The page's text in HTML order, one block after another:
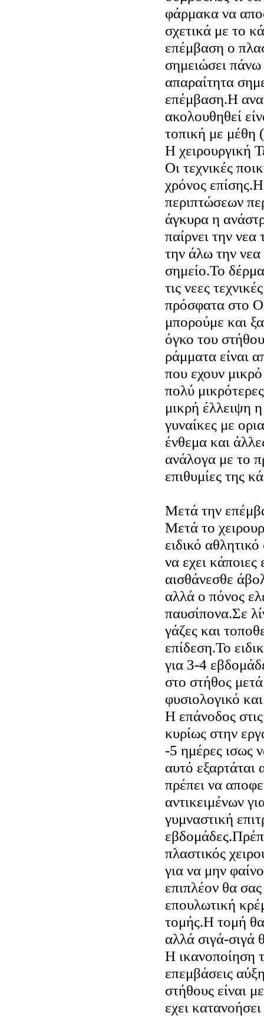
φάρμακα να
σχετικά με το
επέμβαση ο
σημειώσει
απαραίτητα
επέμβαση.Η
ακολουθηθεί
τοπική με μέθη
Η χειρουργική
Οι τεχνικές
χρόνος
περιπτώσεων
άγκυρα η
παίρνει την
την άλω την
σημείο.Το
τις νεες
πρόσφατα στο
μπορούμε και
όγκο του
ράμματα είναι
που εχουν
πολύ
μικρή έλλειψη
γυναίκες με
ένθεμα και
ανάλογα με το
επιθυμίες της
Μετά την
Μετά το
ειδικό
να εχει
αισθάνεσθε
αλλά ο πόνος
παυσίπονα.Σε
γάζες και
επίδεση.Το
για 3-4
στο στήθος
φυσιολογικό
Η επάνοδος
κυρίως στην
-5 ημέρες ισως
αυτό
πρέπει να
αντικειμένων
γυμναστική
πλαστικός
για να μην
επιπλέον θα
επουλωτική
τομής.Η τομή
αλλά σιγά-σιγά
Η ικανοποίηση
επεμβάσεις
στήθους είναι
εχει